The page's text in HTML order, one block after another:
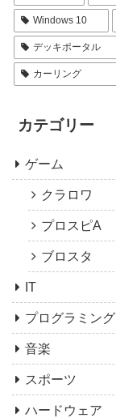
Windows 10
デッキポータル
カーリング
カテゴリー
ゲーム
クラロワ
プロスピA
ブロスタ
IT
プログラミング
音楽
スポーツ
ハードウェア